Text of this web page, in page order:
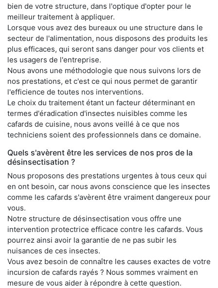
bien de votre structure, dans l'optique d'opter pour le
meilleur traitement à appliquer.
Lorsque vous avez des bureaux ou une structure dans le
secteur de l'alimentation, nous disposons des produits les
plus efficaces, qui seront sans danger pour vos clients et
les usagers de l'entreprise.
Nous avons une méthodologie que nous suivons lors de
nos prestations, et c'est ce qui nous permet de garantir
l'efficience de toutes nos interventions.
Le choix du traitement étant un facteur déterminant en
termes d'éradication d'insectes nuisibles comme les
cafards de cuisine, nous avons veillé à ce que nos
techniciens soient des professionnels dans ce domaine.
Quels s'avèrent être les services de nos pros de la
désinsectisation ?
Nous proposons des prestations urgentes à tous ceux qui
en ont besoin, car nous avons conscience que les insectes
comme les cafards s'avèrent être vraiment dangereux pour
vous.
Notre structure de désinsectisation vous offre une
intervention protectrice efficace contre les cafards. Vous
pourrez ainsi avoir la garantie de ne pas subir les
nuisances de ces insectes.
Vous avez besoin de connaître les causes exactes de votre
incursion de cafards rayés ? Nous sommes vraiment en
mesure de vous aider à répondre à cette question.